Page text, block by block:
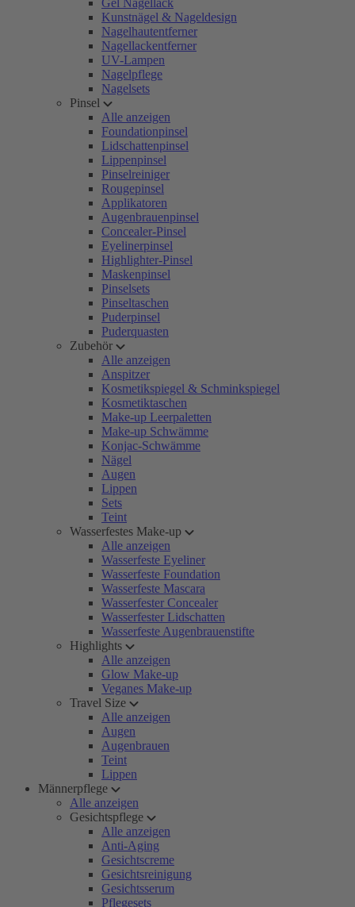
Gel Nagellack
Kunstnägel & Nageldesign
Nagelhautentferner
Nagellackentferner
UV-Lampen
Nagelpflege
Nagelsets
Pinsel
Alle anzeigen
Foundationpinsel
Lidschattenpinsel
Lippenpinsel
Pinselreiniger
Rougepinsel
Applikatoren
Augenbrauenpinsel
Concealer-Pinsel
Eyelinerpinsel
Highlighter-Pinsel
Maskenpinsel
Pinselsets
Pinseltaschen
Puderpinsel
Puderquasten
Zubehör
Alle anzeigen
Anspitzer
Kosmetikspiegel & Schminkspiegel
Kosmetiktaschen
Make-up Leerpaletten
Make-up Schwämme
Konjac-Schwämme
Nägel
Augen
Lippen
Sets
Teint
Wasserfestes Make-up
Alle anzeigen
Wasserfeste Eyeliner
Wasserfeste Foundation
Wasserfeste Mascara
Wasserfester Concealer
Wasserfester Lidschatten
Wasserfeste Augenbrauenstifte
Highlights
Alle anzeigen
Glow Make-up
Veganes Make-up
Travel Size
Alle anzeigen
Augen
Augenbrauen
Teint
Lippen
Männerpflege
Alle anzeigen
Gesichtspflege
Alle anzeigen
Anti-Aging
Gesichtscreme
Gesichtsreinigung
Gesichtsserum
Pflegesets